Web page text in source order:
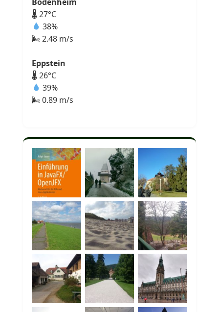
🌡 27°C
38%
🌬 2.48 m/s
Eppstein
🌡 26°C
39%
🌬 0.89 m/s